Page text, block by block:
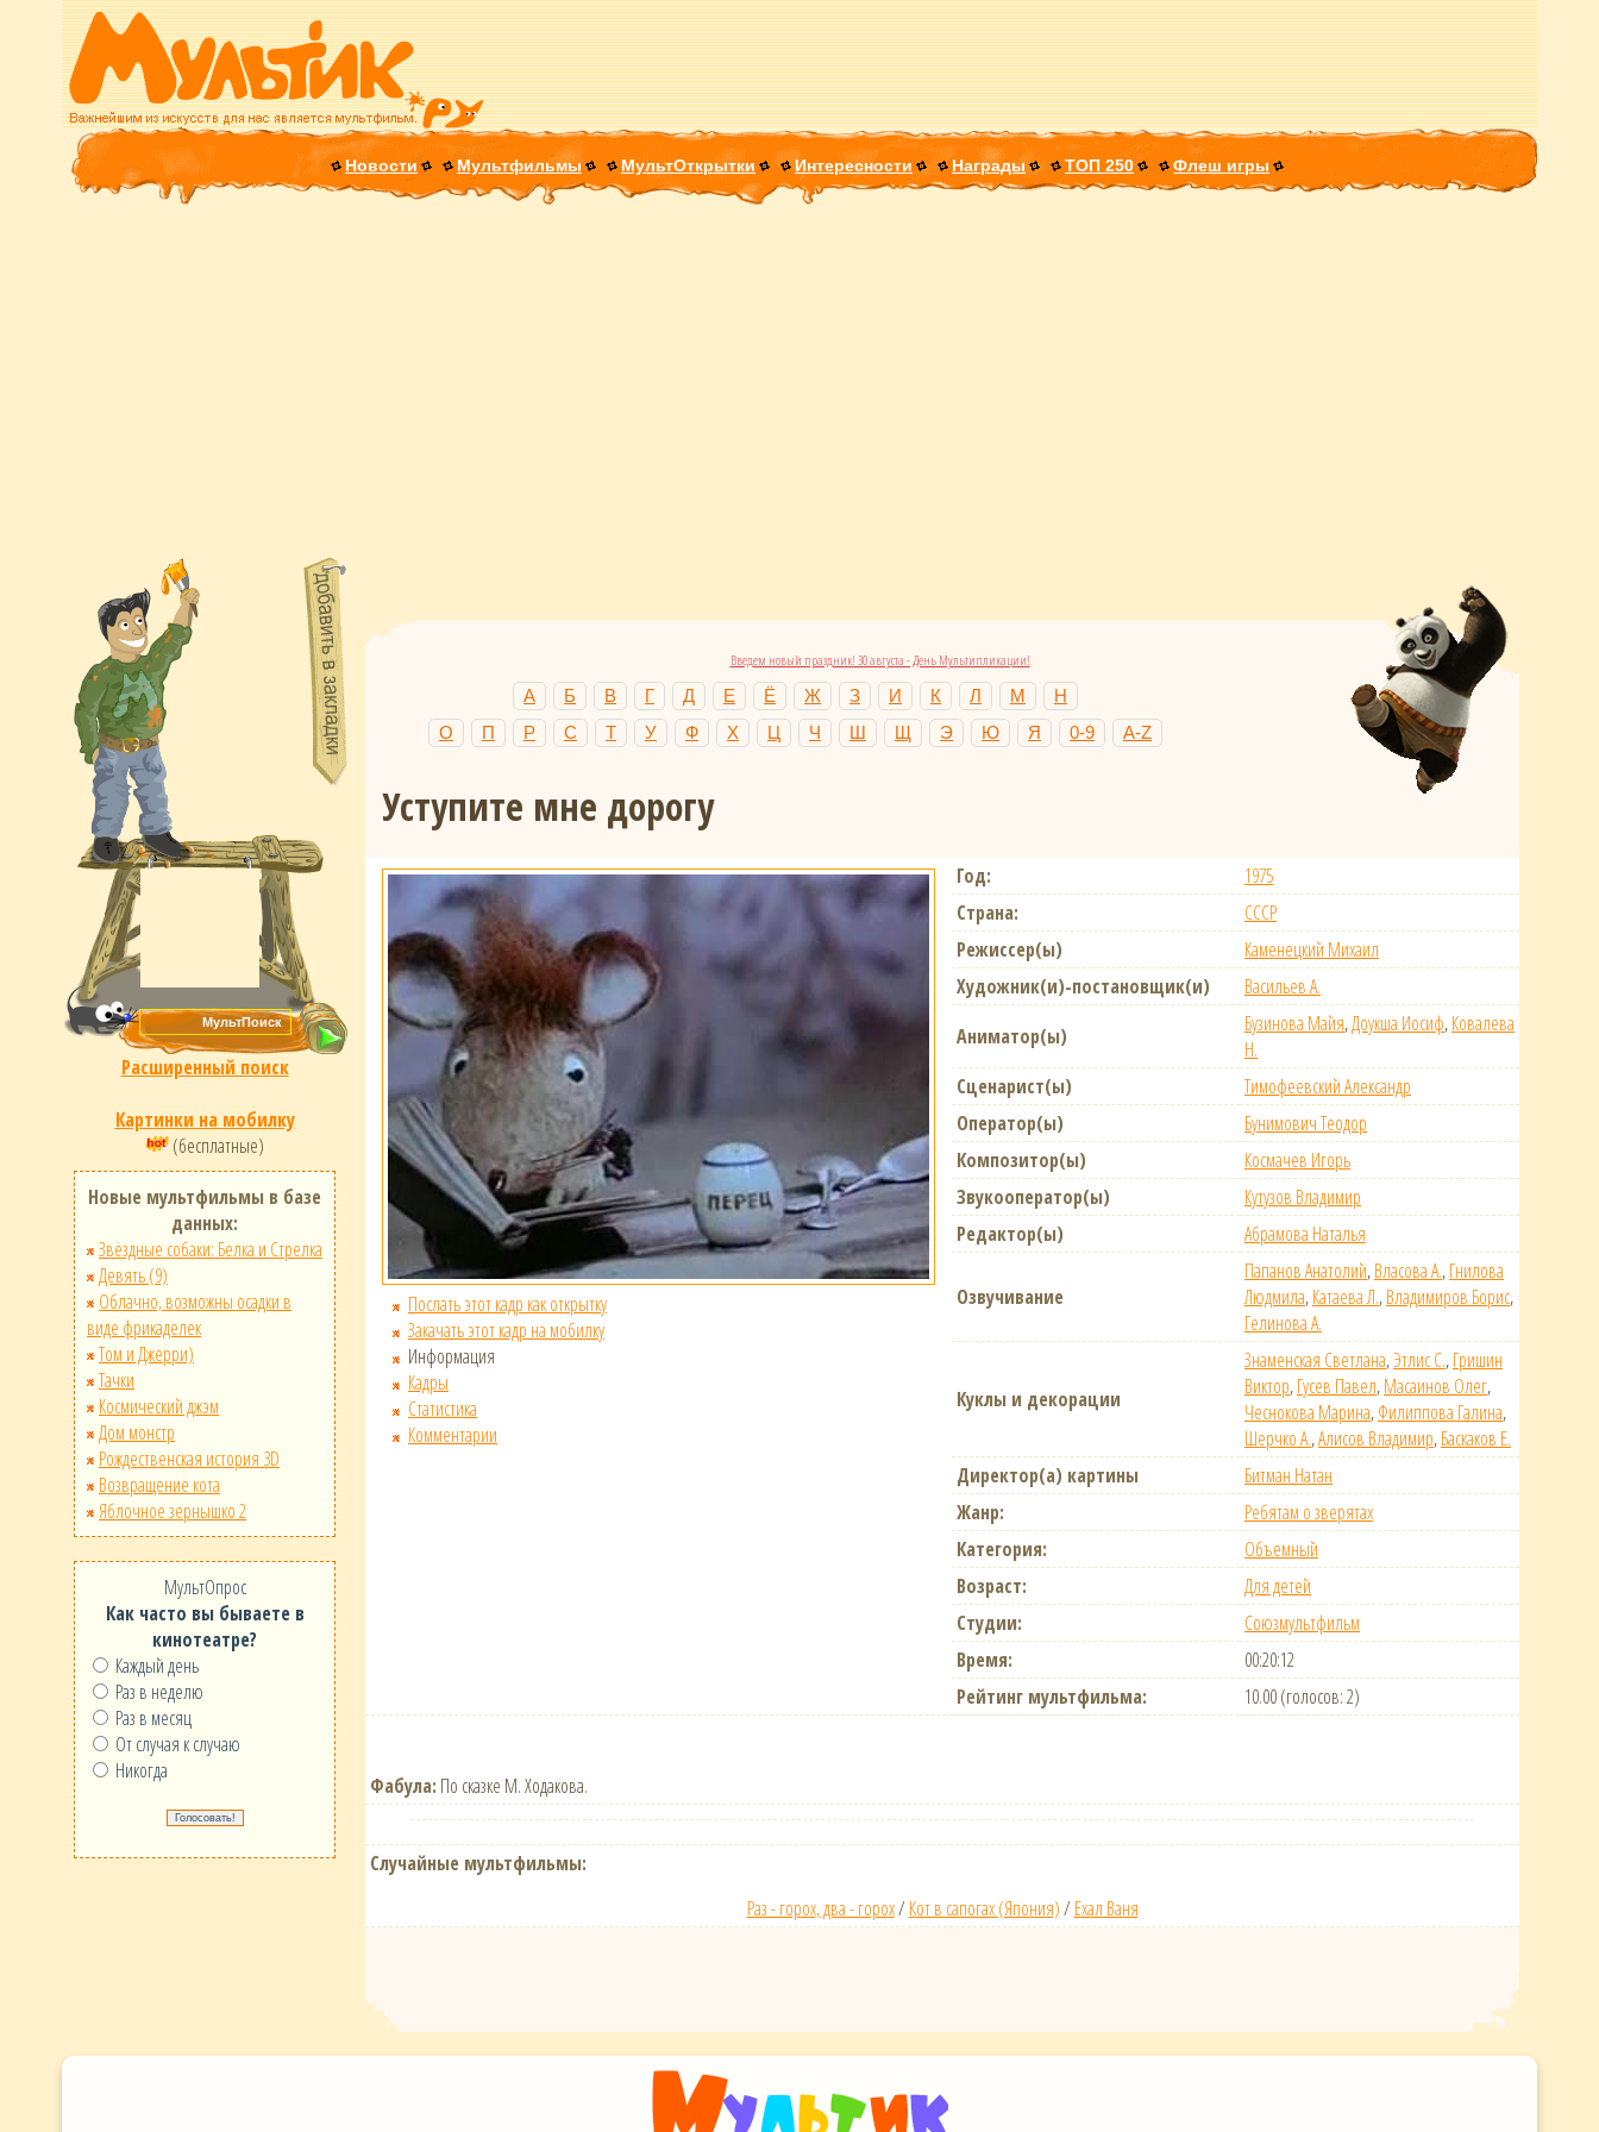
Новости Мультфильмы МультОткрытки Интересности Награды ТОП 250 Флеш игры
Расширенный поиск
Картинки на мобилку
(бесплатные)
Новые мультфильмы в базе
данных:
Звёздные собаки: Белка и Стрелка
Девять (9)
Облачно, возможны осадки в
виде фрикаделек
Том и Джерри)
Тачки
Космический джэм
Дом монстр
Рождественская история 3D
Возвращение кота
Яблочное зернышко 2
МультОпрос
Как часто вы бываете в
кинотеатре?
Каждый день
Раз в неделю
Раз в месяц
От случая к случаю
Никогда
Введем новый праздник! 30 августа - День Мультипликации!
А Б В Г Д Е Ё Ж З И К Л М
Н
О
П Р С Т У Ф Х Ц Ч Ш Щ Э Ю Я 0-9 A-Z
Уступите мне дорогу
Послать этот кадр как открытку
Закачать этот кадр на мобилку
Информация
Кадры
Статистика
Комментарии
Год:
1975
Страна:
СССР
Режиссер(ы)
Каменецкий Михаил
Художник(и)-постановщик(и)
Васильев А.
Аниматор(ы)
Бузинова Майя,Доукша Иосиф,Ковалева
Н.
Сценарист(ы)
Тимофеевский Александр
Оператор(ы)
Бунимович Теодор
Композитор(ы)
Космачев Игорь
Звукооператор(ы)
Кутузов Владимир
Редактор(ы)
Абрамова Наталья
Озвучивание
Папанов Анатолий,Власова А.,Гнилова
Людмила,Катаева Л.,Владимиров Борис,
Гелинова А.
Куклы и декорации
Знаменская Светлана,Этлис С.,Гришин
Виктор,Гусев Павел,Масаинов Олег,
Чеснокова Марина,Филиппова Галина,
Шерчко А.,Алисов Владимир,Баскаков Е.
Директор(а) картины
Битман Натан
Жанр:
Ребятам о зверятах
Категория:
Объемный
Возраст:
Для детей
Студии:
Союзмультфильм
Время:
00:20:12
Рейтинг мультфильма:
10.00 (голосов: 2)
Фабула: По сказке М. Ходакова.
Случайные мультфильмы:
Раз - горох, два - горох/ Кот в сапогах (Япония)/ Ехал Ваня